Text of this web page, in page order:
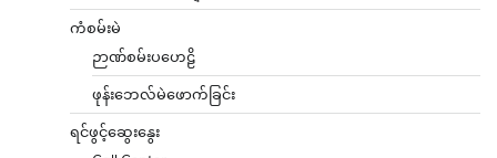
ကံစမ်းမဲ
ဉာဏ်စမ်းပဟေဠိ
ဖုန်းဘေလ်မဲဖောက်ခြင်း
ရင်ဖွင့်ဆွေးနွေး